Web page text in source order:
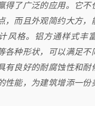
得了广泛的应用。它不
，而且外观简约大方，
风格。铝方通样式丰
各种形状，可以满足不
有良好的耐腐蚀性和耐
性能，为建筑增添一份